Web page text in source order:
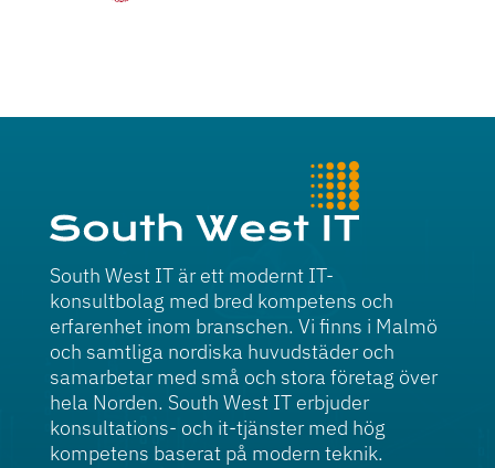
South West IT är ett modernt IT-
konsultbolag med bred kompetens och
erfarenhet inom branschen. Vi finns i Malmö
och samtliga nordiska huvudstäder och
samarbetar med små och stora företag över
hela Norden. South West IT erbjuder
konsultations- och it-tjänster med hög
kompetens baserat på modern teknik.